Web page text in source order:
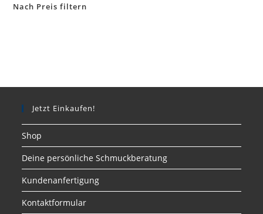
Nach Preis filtern
Jetzt Einkaufen!
Shop
Deine persönliche Schmuckberatung
Kundenanfertigung
Kontaktformular